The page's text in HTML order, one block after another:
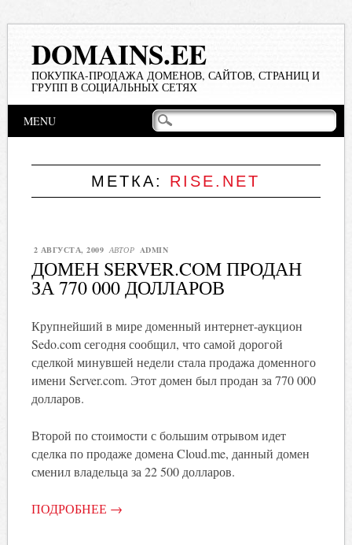
DOMAINS.EE
ПОКУПКА-ПРОДАЖА ДОМЕНОВ, САЙТОВ, СТРАНИЦ И
ГРУПП В СОЦИАЛЬНЫХ СЕТЯХ
Main menu
MENU
МЕТКА: RISE.NET
2 АВГУСТА, 2009 АВТОР ADMIN
ДОМЕН SERVER.COM ПРОДАН
ЗА 770 000 ДОЛЛАРОВ
Крупнейший в мире доменный интернет-аукцион
Sedo.com сегодня сообщил, что самой дорогой
сделкой минувшей недели стала продажа доменного
имени Server.com. Этот домен был продан за 770 000
долларов.
Второй по стоимости с большим отрывом идет
сделка по продаже домена Cloud.me, данный домен
сменил владельца за 22 500 долларов.
ПОДРОБНЕЕ →